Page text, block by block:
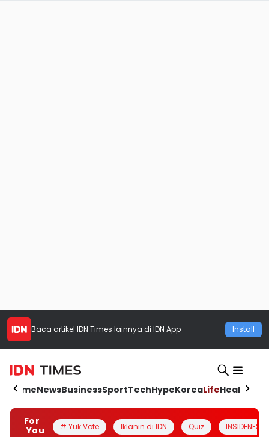
Baca artikel IDN Times lainnya di IDN App Install
HomeNewsBusinessSportTechHypeKoreaLifeHealth
For
You
# Yuk Vote Iklanin di IDN Quiz INSIDENESIA